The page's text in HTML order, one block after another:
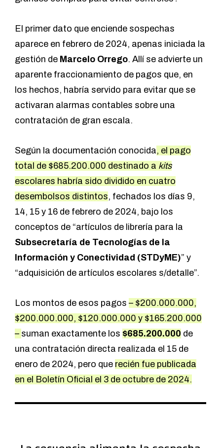
El primer dato que enciende sospechas
aparece en febrero de 2024, apenas iniciada la
gestión de Marcelo Orrego. Allí se advierte un
aparente fraccionamiento de pagos que, en
los hechos, habría servido para evitar que se
activaran alarmas contables sobre una
contratación de gran escala.
Según la documentación conocida, el pago
total de $685.200.000 destinado a kits
escolares habría sido dividido en cuatro
desembolsos distintos, fechados los días 9,
14, 15 y 16 de febrero de 2024, bajo los
conceptos de “artículos de librería para la
Subsecretaría de Tecnologías de la
Información y Conectividad (STDyME)” y
“adquisición de artículos escolares s/detalle”.
Los montos de esos pagos – $200.000.000,
$200.000.000, $120.000.000 y $165.200.000
– suman exactamente los $685.200.000 de
una contratación directa realizada el 15 de
enero de 2024, pero que recién fue publicada
en el Boletín Oficial el 3 de octubre de 2024.